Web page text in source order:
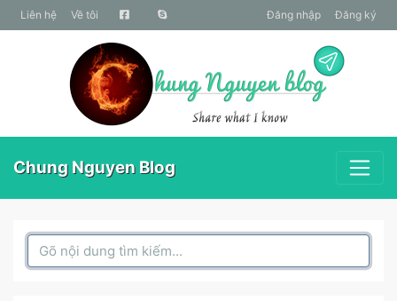
liên hệ Về tôi Đăng nhập Đăng ký
Chung Nguyen Blog
Search Box